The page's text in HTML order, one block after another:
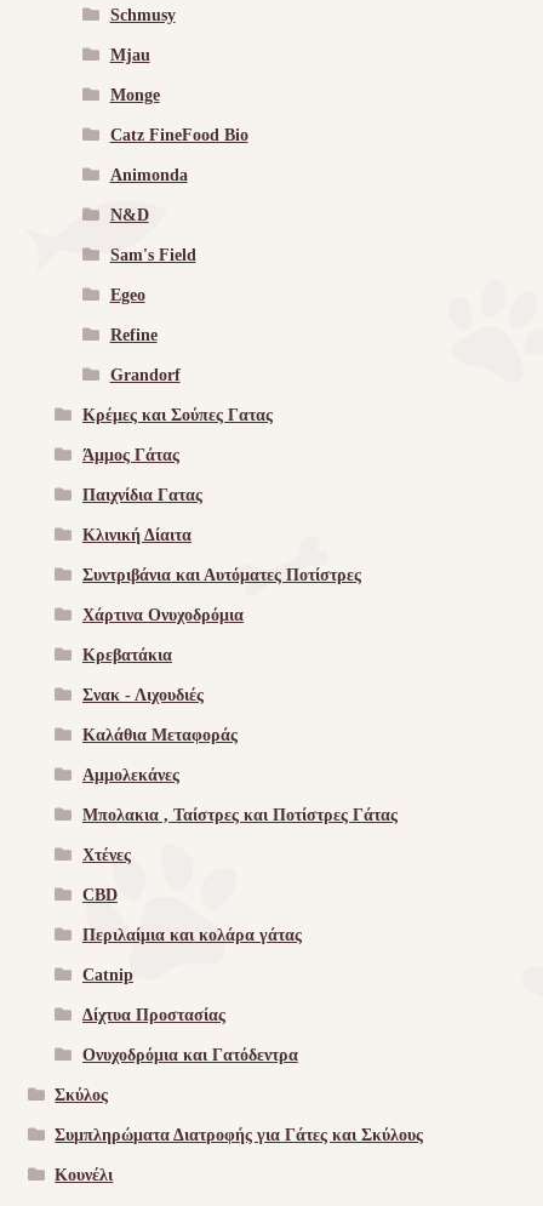
Schmusy
Mjau
Monge
Catz FineFood Bio
Animonda
N&D
Sam's Field
Egeo
Refine
Grandorf
Κρέμες και Σούπες Γατας
Άμμος Γάτας
Παιχνίδια Γατας
Κλινική Δίαιτα
Συντριβάνια και Αυτόματες Ποτίστρες
Χάρτινα Ονυχοδρόμια
Κρεβατάκια
Σνακ - Λιχουδιές
Καλάθια Μεταφοράς
Αμμολεκάνες
Μπολακια , Ταίστρες και Ποτίστρες Γάτας
Χτένες
CBD
Περιλαίμια και κολάρα γάτας
Catnip
Δίχτυα Προστασίας
Ονυχοδρόμια και Γατόδεντρα
Σκύλος
Συμπληρώματα Διατροφής για Γάτες και Σκύλους
Κουνέλι